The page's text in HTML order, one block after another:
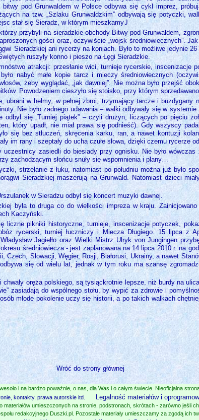
pod Grunwaldem w Polsce odbywa się cykl imprez,
na tzw. „Szlaku Grunwaldzkim” odbywają się potyczki,
stał się Sieradz, w którym mieszkamyJ
przybyli na sieradzkie obchody Bitwy pod Grunwaldem,
gości oraz, oczywiście „wojsk średniowiecznych”.
Sieradzkiej ani rycerzy na koniach. Było to możliwe jedynie
ruszyły konno i pieszo na Łęgi Sieradzkie.
atrakcji: przesłanie wici, turnieje rycerskie,
nabyć małe kopie tarcz i mieczy średniowiecznych
żeby wyglądać, „jak dawniej”. Nie można było przejść
Powodzeniem cieszyło się stoisko, przy którym
ubrani w hełmy, w pełnej zbroi, trzymający tarcze i
Nie było żadnego udawania – walki odbywały się w systemie
się „Turniej piątek” – czyli drużyn, liczących po pięciu
który upadł, nie miał prawa się podnieść). Gdy wszyscy
się bez stłuczeń, skręcenia karku, ran, a nawet kontuzji
im rany i szeptały do ucha czułe słowa, dzięki czemu rycerze
uczestnicy zasiedli do biesiady przy ognisku. Nie było
zachodzącym słońcu snuły się wspomnienia i plany…
strzelanie z łuku, natomiast po południu można już było
Sieradzkiej maszerują na Grunwald. Natomiast dzieci
w Sieradzu odbył się koncert muzyki dawnej.
była to druga co do wielkości impreza w kraju.
Kaczyński.
liczne pikniki historyczne, turnieje, inscenizacje potyczek,
rycerski, turniej łuczniczy i Miecza Długiego. 15 lipca z
Jagiełło oraz Wielki Mistrz Ulryk von Jungingen
średniowiecza - jest zaplanowana na 14 lipca 2010 r. na
Czech, Słowacji, Węgier, Rosji, Białorusi, Ukrainy, a nawet
się od wielu lat, jednak w tym roku ma szansę
oręża polskiego, są tysiąckrotnie lepsze, niż burdy na
zasiadają do wspólnego stołu, by wypić za zdrowie i
młode pokolenie uczy się historii, a po takich walkach
Wróć do strony głównej
i na bardzo poważnie, o nas, dla Was i o całym świecie. Nieoficjalna
kontakty, prawa autorskie itd. Legalność materiałów i
umieszczonych na stronie, podstronach, skrótach - zarówno jeśli
redakcyjnego Duszki.pl. Pozostałe materiały umieszczamy za zgodą ich